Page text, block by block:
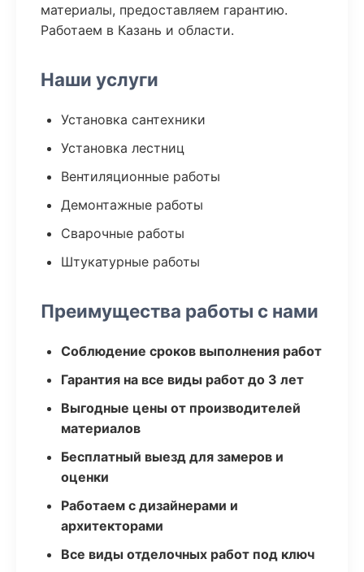
материалы, предоставляем гарантию.
Работаем в Казань и области.
Наши услуги
Установка сантехники
Установка лестниц
Вентиляционные работы
Демонтажные работы
Сварочные работы
Штукатурные работы
Преимущества работы с нами
Соблюдение сроков выполнения работ
Гарантия на все виды работ до 3 лет
Выгодные цены от производителей
материалов
Бесплатный выезд для замеров и
оценки
Работаем с дизайнерами и
архитекторами
Все виды отделочных работ под ключ